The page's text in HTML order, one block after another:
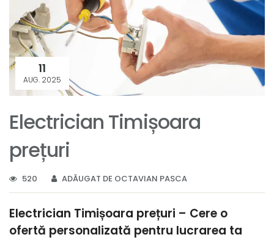
11
AUG. 2025
Electrician Timișoara
prețuri
520 ADĂUGAT DE OCTAVIAN PASCA
Electrician Timișoara prețuri – Cere o
ofertă personalizată pentru lucrarea ta